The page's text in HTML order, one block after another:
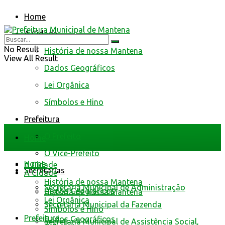
Home
A Cidade
História de nossa Mantena
Dados Geográficos
Lei Orgânica
Símbolos e Hino
Prefeitura
O Vice-Prefeito
Secretarias
Secretaria Municipal de Administração
Secretaria Municipal da Fazenda
Secretaria Municipal de Assistência Social,
No Result
View All Result
Home
A Cidade
História de nossa Mantena
Dados Geográficos
Home
A Cidade
História de nossa Mantena
Dados Geográficos
Lei Orgânica
Símbolos e Hino
Prefeitura